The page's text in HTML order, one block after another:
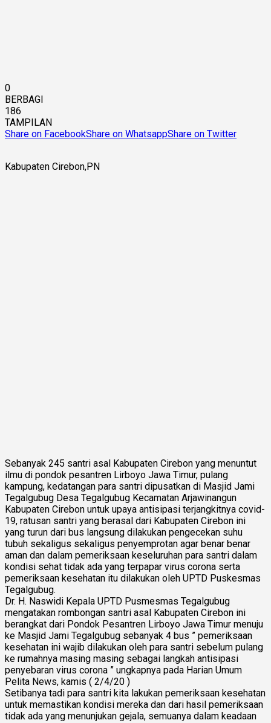
0
BERBAGI
186
TAMPILAN
Share on FacebookShare on WhatsappShare on Twitter
Kabupaten Cirebon,PN
Sebanyak 245 santri asal Kabupaten Cirebon yang menuntut
ilmu di pondok pesantren Lirboyo Jawa Timur, pulang
kampung, kedatangan para santri dipusatkan di Masjid Jami
Tegalgubug Desa Tegalgubug Kecamatan Arjawinangun
Kabupaten Cirebon untuk upaya antisipasi terjangkitnya covid-
19, ratusan santri yang berasal dari Kabupaten Cirebon ini
yang turun dari bus langsung dilakukan pengecekan suhu
tubuh sekaligus sekaligus penyemprotan agar benar benar
aman dan dalam pemeriksaan keseluruhan para santri dalam
kondisi sehat tidak ada yang terpapar virus corona serta
pemeriksaan kesehatan itu dilakukan oleh UPTD Puskesmas
Tegalgubug.
Dr. H. Naswidi Kepala UPTD Pusmesmas Tegalgubug
mengatakan rombongan santri asal Kabupaten Cirebon ini
berangkat dari Pondok Pesantren Lirboyo Jawa Timur menuju
ke Masjid Jami Tegalgubug sebanyak 4 bus ” pemeriksaan
kesehatan ini wajib dilakukan oleh para santri sebelum pulang
ke rumahnya masing masing sebagai langkah antisipasi
penyebaran virus corona ” ungkapnya pada Harian Umum
Pelita News, kamis ( 2/4/20 )
Setibanya tadi para santri kita lakukan pemeriksaan kesehatan
untuk memastikan kondisi mereka dan dari hasil pemeriksaan
tidak ada yang menunjukan gejala, semuanya dalam keadaan